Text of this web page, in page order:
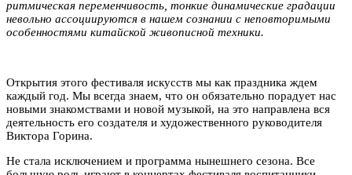
ритмическая переменчивость, тонкие динамические градации
невольно ассоциируются в нашем сознании с неповторимыми
особенностями китайской живописной техники.
Открытия этого фестиваля искусств мы как праздника ждем
каждый год. Мы всегда знаем, что он обязательно порадует нас
новыми знакомствами и новой музыкой, на это направлена вся
деятельность его создателя и художественного руководителя
Виктора Горина.
Не стала исключением и программа нынешнего сезона. Все